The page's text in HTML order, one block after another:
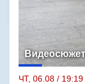
Видеосюжет
ЧТ, 06.08 / 19:19